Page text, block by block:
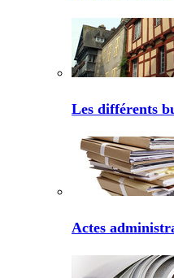
Les différents
Actes